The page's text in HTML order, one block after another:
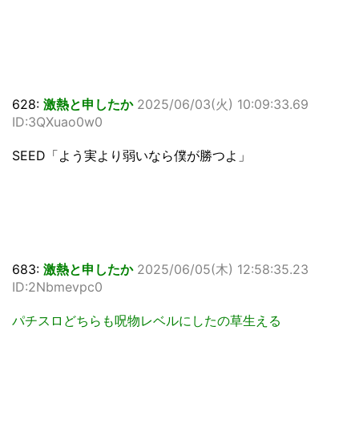
628: 激熱と申したか 2025/06/03(火) 10:09:33.69
ID:3QXuao0w0
SEED「よう実より弱いなら僕が勝つよ」
683: 激熱と申したか 2025/06/05(木) 12:58:35.23
ID:2Nbmevpc0
パチスロどちらも呪物レベルにしたの草生える